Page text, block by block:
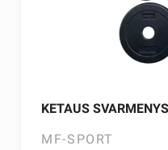
KETAUS
MF-SPORT